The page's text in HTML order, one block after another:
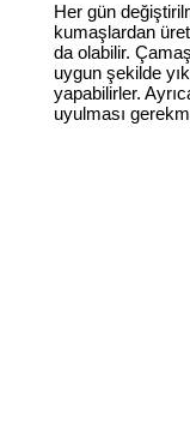
Her gün
kumaşlardan
da olabilir.
uygun şekilde
yapabilirler.
uyulması